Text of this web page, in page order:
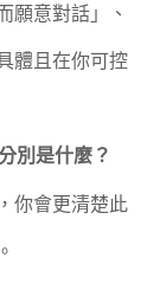
願意對話」、
體且在你可控
別是什麼？
你會更清楚此